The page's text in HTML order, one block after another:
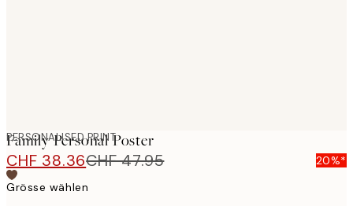
PERSONALISED PRINT
Family Personal Poster
CHF 38.36CHF 47.95
20%*
Grösse wählen